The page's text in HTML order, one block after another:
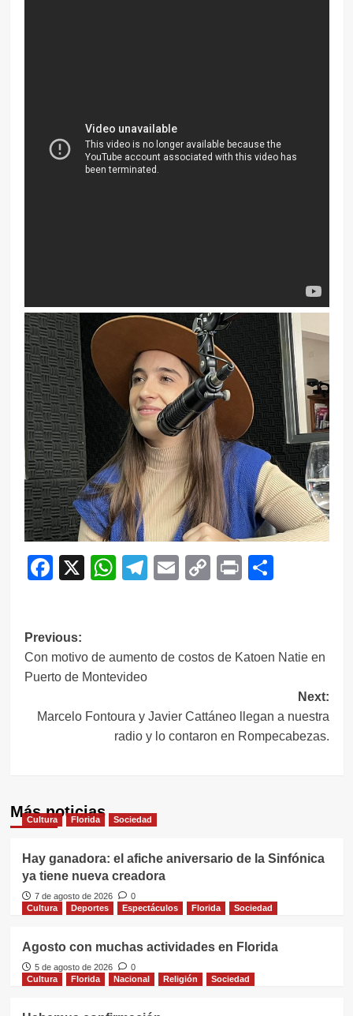
Facebook
X WhatsApp
Telegram
EmailCopy
Print
Navegación
de
Previous:
Con motivo de aumento de costos de Katoen Natie en
Puerto de Montevideo
Next:
Marcelo Fontoura y Javier Cattáneo llegan a nuestra
radio y lo contaron en Rompecabezas.
Más noticias
Cultura Florida Sociedad
Hay ganadora: el afiche aniversario de la Sinfónica
ya tiene nueva creadora
7 de agosto de 2026
0
Cultura
Deportes Espectáculos Florida Sociedad
Agosto con muchas actividades en Florida
5 de agosto de 2026
0
Cultura
Florida Nacional Religión Sociedad